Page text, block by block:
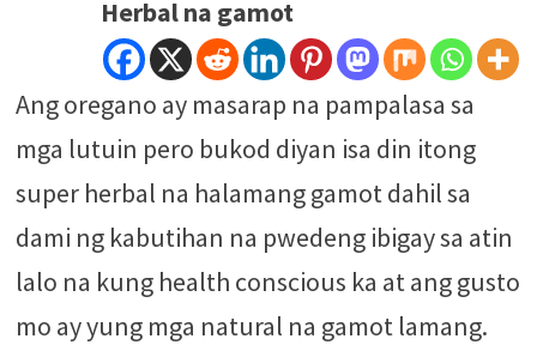
Herbal na gamot
Ang oregano ay masarap na pampalasa sa
mga lutuin pero bukod diyan isa din itong
super herbal na halamang gamot dahil sa
dami ng kabutihan na pwedeng ibigay sa atin
lalo na kung health conscious ka at ang gusto
mo ay yung mga natural na gamot lamang.